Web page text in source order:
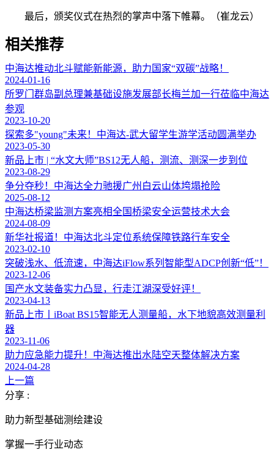
最后，颁奖仪式在热烈的掌声中落下帷幕。（崔龙云）
相关推荐
中海达推动北斗赋能新能源，助力国家“双碳”战略！
2024-01-16
所罗门群岛副总理兼基础设施发展部长梅兰加一行莅临中海达
参观
2023-10-20
探索多"young"未来！中海达-武大留学生游学活动圆满举办
2023-05-30
新品上市 | “水文大师”BS12无人船，测流、测深一步到位
2023-08-29
争分夺秒！中海达全力驰援广州白云山体垮塌抢险
2025-08-12
中海达桥梁监测方案亮相全国桥梁安全运营技术大会
2024-08-09
新华社报道！中海达北斗定位系统保障铁路行车安全
2023-02-10
突破浅水、低流速，中海达iFlow系列智能型ADCP创新“低”！
2023-12-06
国产水文装备实力凸显，行走江湖深受好评！
2023-04-13
新品上市丨iBoat BS15智能无人测量船，水下地貌高效测量利
器
2023-11-06
助力应急能力提升！中海达推出水陆空天整体解决方案
2024-04-28
上一篇
分享 :
助力新型基础测绘建设
掌握一手行业动态